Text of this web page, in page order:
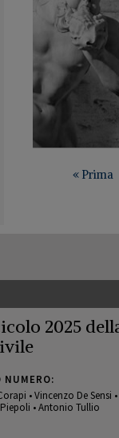
PAGINAZIONE
Prima
« Prima
2025
NUMERO:
• Vincenzo De Sensi
• Antonio Tullio